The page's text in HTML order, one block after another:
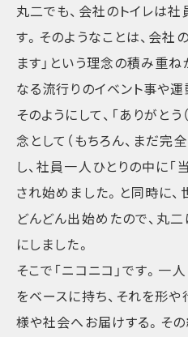
丸二でも、会社のトイレは
す。そのようなことは、会社
ます」という理念の積み重
なる流行りのイベント事や運
そのようにして、「ありがと
念として（もちろん、まだ完
し、社員一人ひとりの中に
され始めました。と同時に、
どんどん出始めたので、丸
にしました。
そこで「ニコニコ」です。一
をベースに持ち、それを形
様や社会へお届けする。その